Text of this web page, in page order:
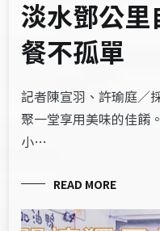
淡水鄧公里
餐不孤單
記者陳宣羽、許瑜庭／
聚一堂享用美味的佳餚
小…
READ MORE